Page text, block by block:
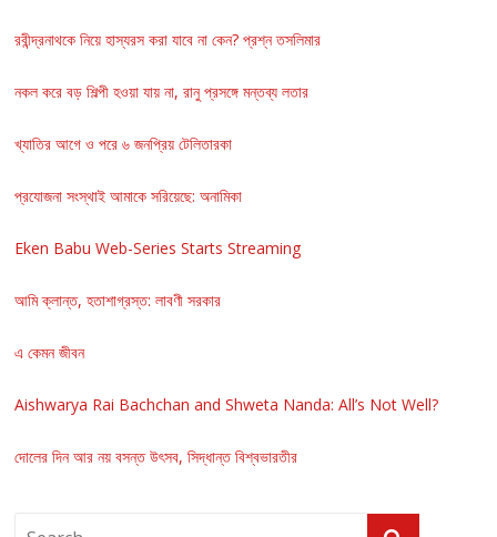
রবীন্দ্রনাথকে নিয়ে হাস্যরস করা যাবে না কেন? প্রশ্ন তসলিমার
নকল করে বড় শিল্পী হওয়া যায় না, রানু প্রসঙ্গে মন্তব্য লতার
খ্যাতির আগে ও পরে ৬ জনপ্রিয় টেলিতারকা
প্রযোজনা সংস্থাই আমাকে সরিয়েছে: অনামিকা
Eken Babu Web-Series Starts Streaming
আমি ক্লান্ত, হতাশাগ্রস্ত: লাবণী সরকার
এ কেমন জীবন
Aishwarya Rai Bachchan and Shweta Nanda: All’s Not Well?
দোলের দিন আর নয় বসন্ত উৎসব, সিদ্ধান্ত বিশ্বভারতীর